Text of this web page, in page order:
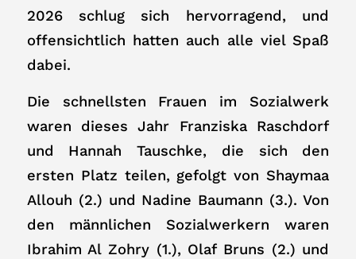
2026 schlug sich hervorragend, und
offensichtlich hatten auch alle viel Spaß
dabei.
Die schnellsten Frauen im Sozialwerk
waren dieses Jahr Franziska Raschdorf
und Hannah Tauschke, die sich den
ersten Platz teilen, gefolgt von Shaymaa
Allouh (2.) und Nadine Baumann (3.). Von
den männlichen Sozialwerkern waren
Ibrahim Al Zohry (1.), Olaf Bruns (2.) und